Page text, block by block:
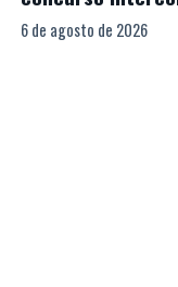
6 de agosto de 2026